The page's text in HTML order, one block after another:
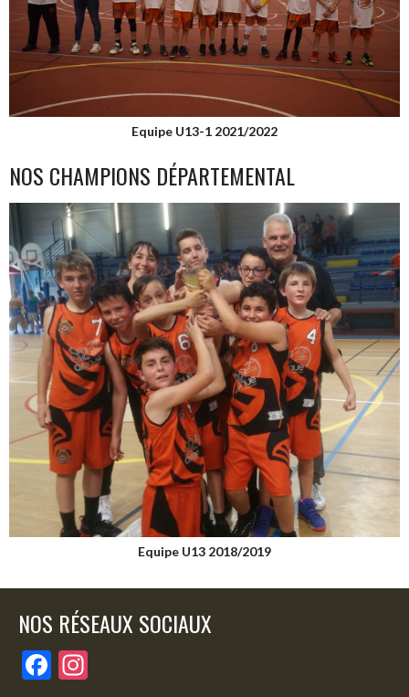
Equipe U13-1 2021/2022
NOS CHAMPIONS DÉPARTEMENTAL
Equipe U13 2018/2019
NOS RÉSEAUX SOCIAUX
F